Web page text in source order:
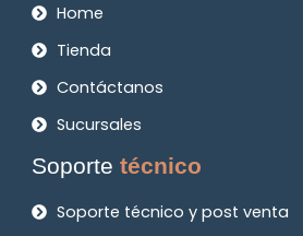
Home
Tienda
Contáctanos
Sucursales
Soportetécnico
Soporte técnico y post venta